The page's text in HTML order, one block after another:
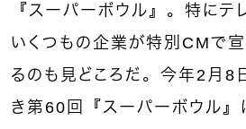
『スーパーボウル』。特にテ
いくつもの企業が特別CMで
るのも見どころだ。今年2月8
き第60回『スーパーボウル』